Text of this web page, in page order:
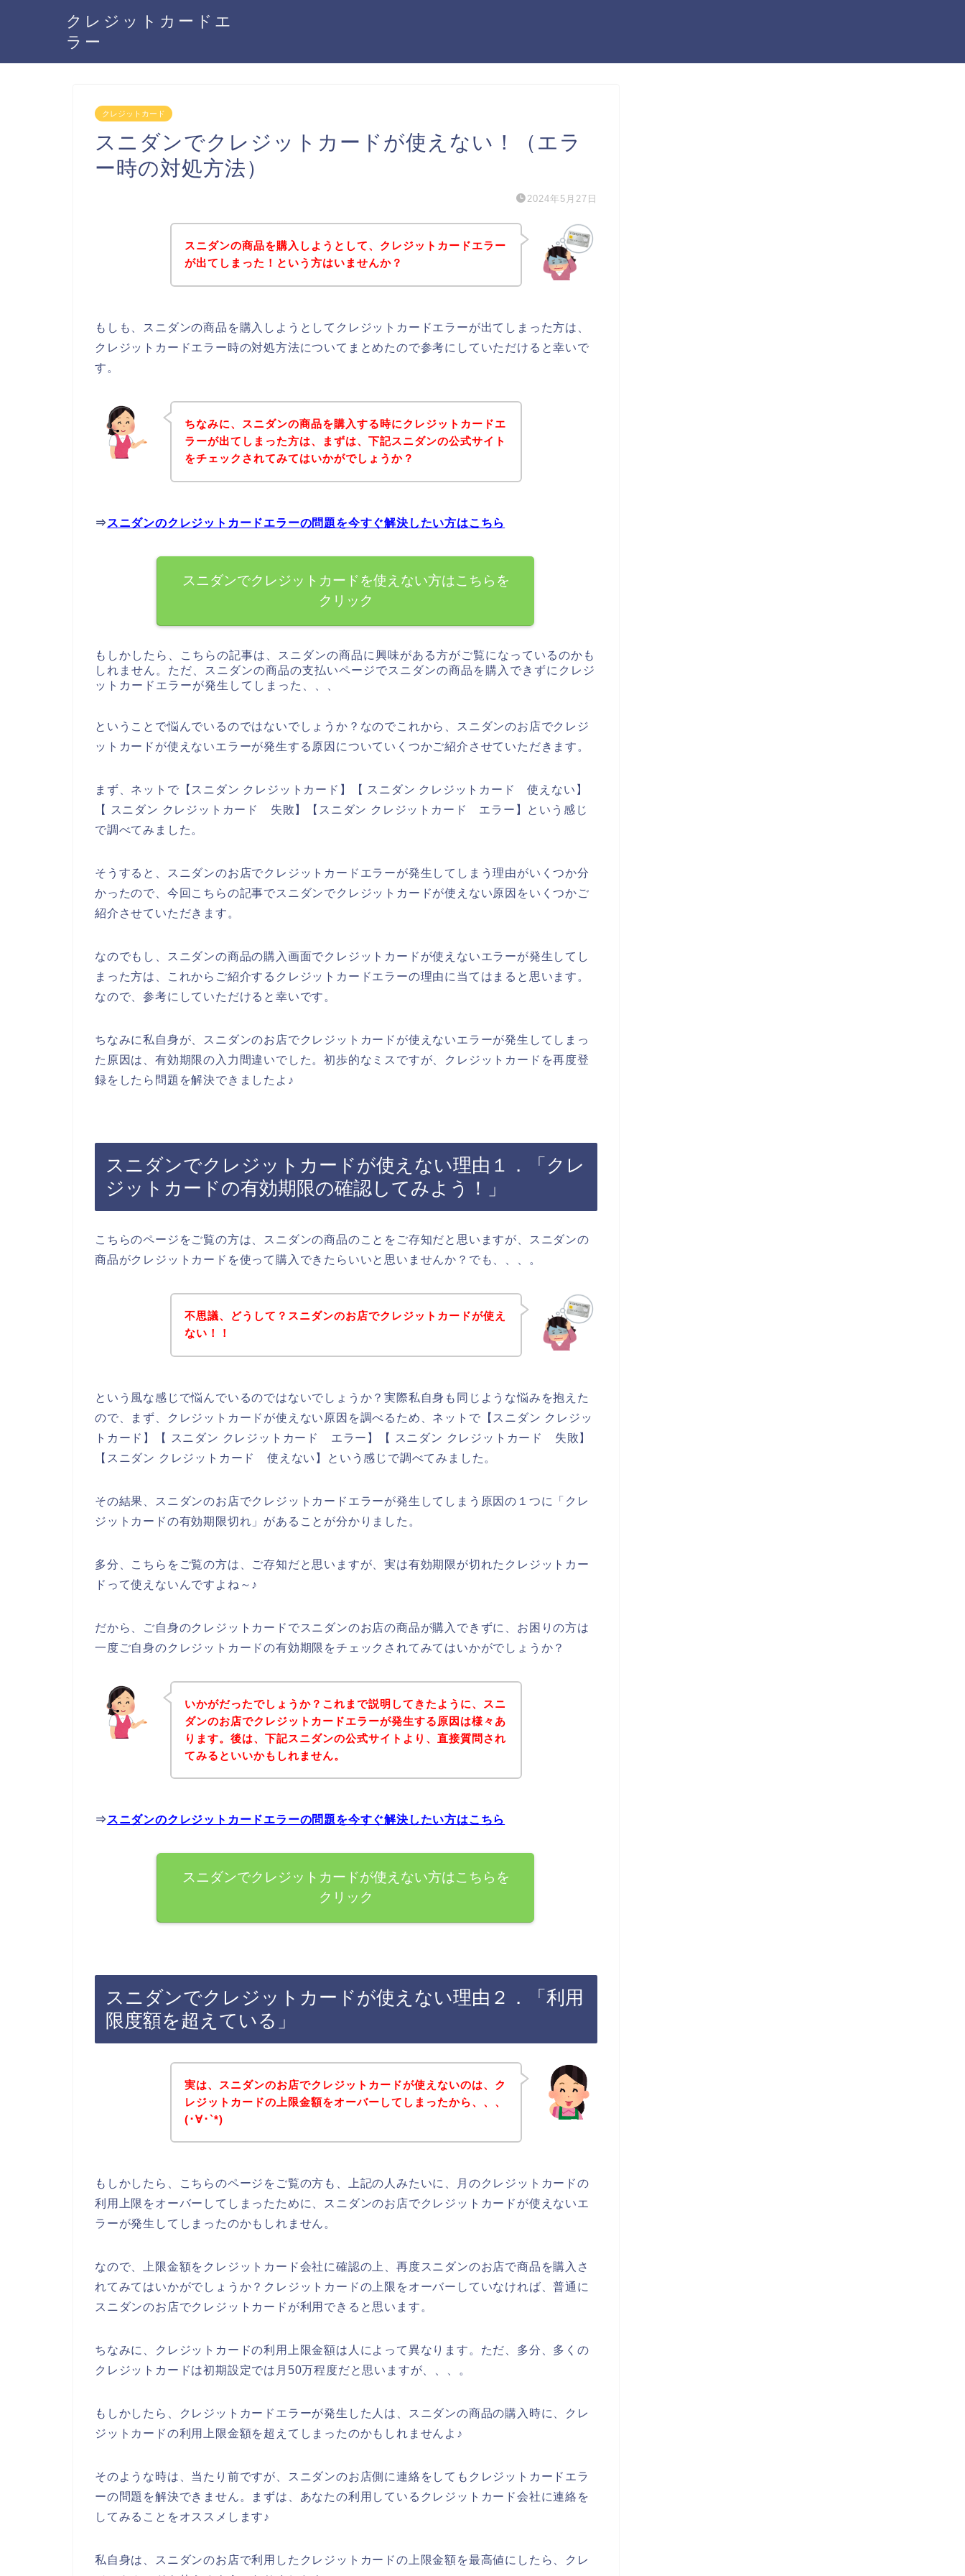
クレジットカードエ
ラー
クレジットカード
スニダンでクレジットカードが使えない！（エラ
ー時の対処方法）
2024年5月27日
スニダンの商品を購入しようとして、クレジットカードエラー
が出てしまった！という方はいませんか？
もしも、スニダンの商品を購入しようとしてクレジットカードエラーが出てしまった方は、
クレジットカードエラー時の対処方法についてまとめたので参考にしていただけると幸いで
す。
ちなみに、スニダンの商品を購入する時にクレジットカードエ
ラーが出てしまった方は、まずは、下記スニダンの公式サイト
をチェックされてみてはいかがでしょうか？
⇒ スニダンのクレジットカードエラーの問題を今すぐ解決したい方はこちら
スニダンでクレジットカードを使えない方はこちらを
クリック
もしかしたら、こちらの記事は、スニダンの商品に興味がある方がご覧になっているのかも
しれません。ただ、スニダンの商品の支払いページでスニダンの商品を購入できずにクレジ
ットカードエラーが発生してしまった、、、
ということで悩んでいるのではないでしょうか？なのでこれから、スニダンのお店でクレジ
ットカードが使えないエラーが発生する原因についていくつかご紹介させていただきます。
まず、ネットで【スニダン クレジットカード】【 スニダン クレジットカード 使えない】
【 スニダン クレジットカード 失敗】【スニダン クレジットカード エラー】という感じ
で調べてみました。
そうすると、スニダンのお店でクレジットカードエラーが発生してしまう理由がいくつか分
かったので、今回こちらの記事でスニダンでクレジットカードが使えない原因をいくつかご
紹介させていただきます。
なのでもし、スニダンの商品の購入画面でクレジットカードが使えないエラーが発生してし
まった方は、これからご紹介するクレジットカードエラーの理由に当てはまると思います。
なので、参考にしていただけると幸いです。
ちなみに私自身が、スニダンのお店でクレジットカードが使えないエラーが発生してしまっ
た原因は、有効期限の入力間違いでした。初歩的なミスですが、クレジットカードを再度登
録をしたら問題を解決できましたよ♪
スニダンでクレジットカードが使えない理由１．「クレ
ジットカードの有効期限の確認してみよう！」
こちらのページをご覧の方は、スニダンの商品のことをご存知だと思いますが、スニダンの
商品がクレジットカードを使って購入できたらいいと思いませんか？でも、、、。
不思議、どうして？スニダンのお店でクレジットカードが使え
ない！！
という風な感じで悩んでいるのではないでしょうか？実際私自身も同じような悩みを抱えた
ので、まず、クレジットカードが使えない原因を調べるため、ネットで【スニダン クレジッ
トカード】【 スニダン クレジットカード エラー】【 スニダン クレジットカード 失敗】
【スニダン クレジットカード 使えない】という感じで調べてみました。
その結果、スニダンのお店でクレジットカードエラーが発生してしまう原因の１つに「クレ
ジットカードの有効期限切れ」があることが分かりました。
多分、こちらをご覧の方は、ご存知だと思いますが、実は有効期限が切れたクレジットカー
ドって使えないんですよね～♪
だから、ご自身のクレジットカードでスニダンのお店の商品が購入できずに、お困りの方は
一度ご自身のクレジットカードの有効期限をチェックされてみてはいかがでしょうか？
いかがだったでしょうか？これまで説明してきたように、スニ
ダンのお店でクレジットカードエラーが発生する原因は様々あ
ります。後は、下記スニダンの公式サイトより、直接質問され
てみるといいかもしれません。
⇒ スニダンのクレジットカードエラーの問題を今すぐ解決したい方はこちら
スニダンでクレジットカードが使えない方はこちらを
クリック
スニダンでクレジットカードが使えない理由２．「利用
限度額を超えている」
実は、スニダンのお店でクレジットカードが使えないのは、ク
レジットカードの上限金額をオーバーしてしまったから、、、
(･∀･`*)
もしかしたら、こちらのページをご覧の方も、上記の人みたいに、月のクレジットカードの
利用上限をオーバーしてしまったために、スニダンのお店でクレジットカードが使えないエ
ラーが発生してしまったのかもしれません。
なので、上限金額をクレジットカード会社に確認の上、再度スニダンのお店で商品を購入さ
れてみてはいかがでしょうか？クレジットカードの上限をオーバーしていなければ、普通に
スニダンのお店でクレジットカードが利用できると思います。
ちなみに、クレジットカードの利用上限金額は人によって異なります。ただ、多分、多くの
クレジットカードは初期設定では月50万程度だと思いますが、、、。
もしかしたら、クレジットカードエラーが発生した人は、スニダンの商品の購入時に、クレ
ジットカードの利用上限金額を超えてしまったのかもしれませんよ♪
そのような時は、当たり前ですが、スニダンのお店側に連絡をしてもクレジットカードエラ
ーの問題を解決できません。まずは、あなたの利用しているクレジットカード会社に連絡を
してみることをオススメします♪
私自身は、スニダンのお店で利用したクレジットカードの上限金額を最高値にしたら、クレ